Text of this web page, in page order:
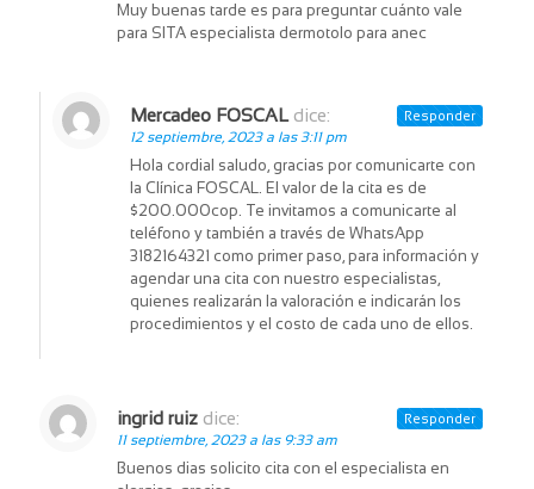
Muy buenas tarde es para preguntar cuánto vale
para SITA especialista dermotolo para anec
Mercadeo FOSCAL dice:
12 septiembre, 2023 a las 3:11 pm
Hola cordial saludo, gracias por comunicarte con
la Clínica FOSCAL. El valor de la cita es de
$200.000cop. Te invitamos a comunicarte al
teléfono y también a través de WhatsApp
3182164321 como primer paso, para información y
agendar una cita con nuestro especialistas,
quienes realizarán la valoración e indicarán los
procedimientos y el costo de cada uno de ellos.
Responder
ingrid ruiz dice:
11 septiembre, 2023 a las 9:33 am
Buenos dias solicito cita con el especialista en
Responder